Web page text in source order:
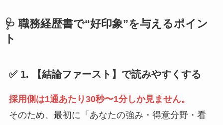
🩺 職務経歴書で“好印象”を与えるポイン
ト
✅ 1. 【結論ファースト】で読みやすくする
採用側は1通あたり30秒〜1分しか見ません。
そのため、最初に「あなたの強み・得意分野・看